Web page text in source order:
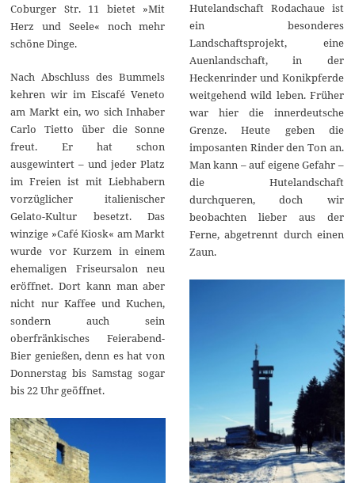
Coburger Str. 11 bietet »Mit
Herz und Seele« noch mehr
schöne Dinge.
Nach Abschluss des Bummels
kehren wir im Eiscafé Veneto
am Markt ein, wo sich Inhaber
Carlo Tietto über die Sonne
freut. Er hat schon
ausgewintert – und jeder Platz
im Freien ist mit Liebhabern
vorzüglicher italienischer
Gelato-Kultur besetzt. Das
winzige »Café Kiosk« am Markt
wurde vor Kurzem in einem
ehemaligen Friseursalon neu
eröffnet. Dort kann man aber
nicht nur Kaffee und Kuchen,
sondern auch sein
oberfränkisches Feierabend-
Bier genießen, denn es hat von
Donnerstag bis Samstag sogar
bis 22 Uhr geöffnet.
Hutelandschaft Rodachaue ist
ein besonderes
Landschaftsprojekt, eine
Auenlandschaft, in der
Heckenrinder und Konikpferde
weitgehend wild leben. Früher
war hier die innerdeutsche
Grenze. Heute geben die
imposanten Rinder den Ton an.
Man kann – auf eigene Gefahr –
die Hutelandschaft
durchqueren, doch wir
beobachten lieber aus der
Ferne, abgetrennt durch einen
Zaun.